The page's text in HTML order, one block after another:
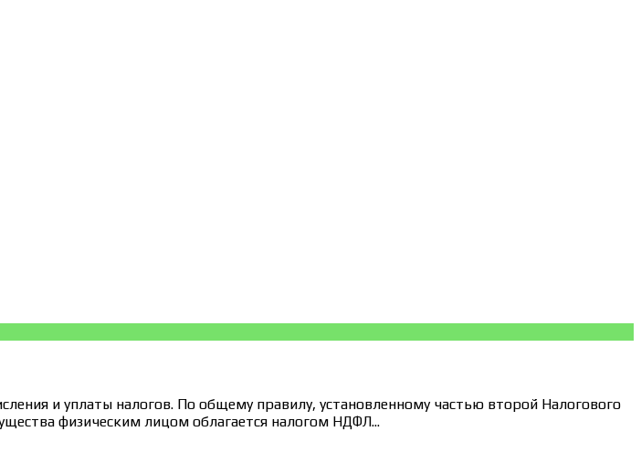
и уплаты налогов. По общему правилу, установленному частью второй Налогового
физическим лицом облагается налогом НДФЛ...